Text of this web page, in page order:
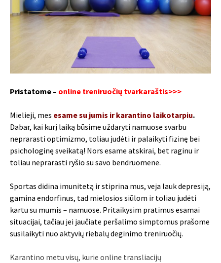
Pristatome – online treniruočių tvarkaraštis>>>
Mielieji, mes esame su jumis ir karantino laikotarpiu.
Dabar, kai kurį laiką būsime uždaryti namuose svarbu
neprarasti optimizmo, toliau judėti ir palaikyti fizinę bei
psichologinę sveikatą! Nors esame atskirai, bet raginu ir
toliau neprarasti ryšio su savo bendruomene.
Sportas didina imunitetą ir stiprina mus, veja lauk depresiją,
gamina endorfinus, tad mielosios siūlom ir toliau judėti
kartu su mumis – namuose. Pritaikysim pratimus esamai
situacijai, tačiau jei jaučiate peršalimo simptomus prašome
susilaikyti nuo aktyvių riebalų deginimo treniruočių.
Karantino metu visų, kurie online transliacijų